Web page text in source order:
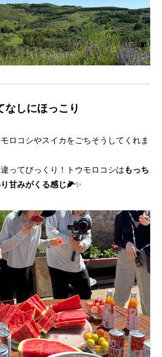
なしにほっこり
ロコシやスイカをごちそうしてくれま
ってびっくり！トウモロコシはもっち
甘みがくる感じ🌽✨